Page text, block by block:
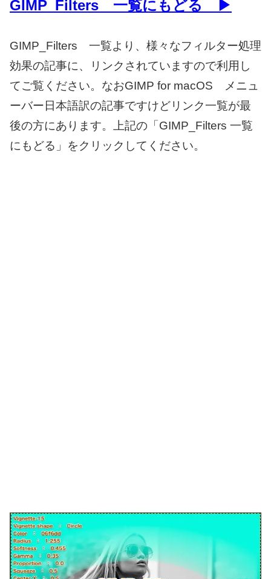
GIMP_Filters 一覧にもどる ▶
GIMP_Filters 一覧より、様々なフィルター処理
効果の記事に、リンクされていますので利用し
てご覧ください。なおGIMP for macOS メニュ
ーバー日本語訳の記事ですけどリンク一覧が最
後の方にあります。上記の「GIMP_Filters 一覧
にもどる」をクリックしてください。